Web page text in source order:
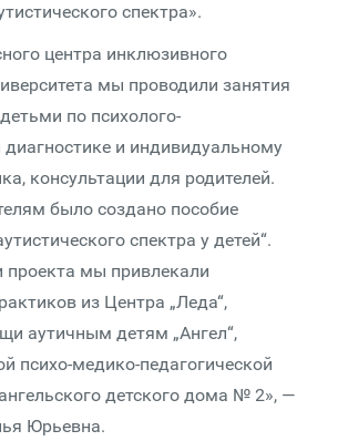
спектра».
центра инклюзивного
мы проводили занятия
по психолого-
диагностике и индивидуальному
консультации для родителей.
было создано пособие
спектра у детей“.
проекта мы привлекали
из Центра „Леда“,
аутичным детям „Ангел“,
психо-медико-педагогической
детского дома № 2», —
Юрьевна.